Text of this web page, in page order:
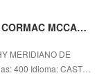
[Pdf] descargar MERIDIANO DE SANGRE CORMAC MCCARTHY
MERIDIANO DE
400 Idioma: CAST…